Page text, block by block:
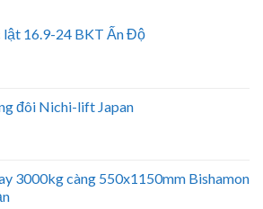
lật 16.9-24 BKT Ấn Độ
đôi Nichi-lift Japan
3000kg càng 550x1150mm Bishamon